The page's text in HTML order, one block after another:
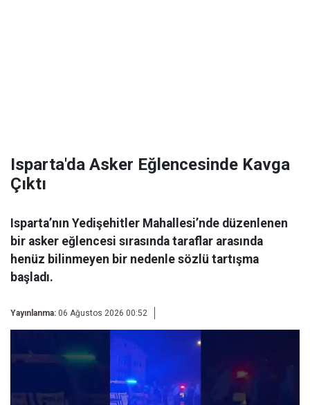
Isparta'da Asker Eğlencesinde Kavga
Çıktı
Isparta’nın Yedişehitler Mahallesi’nde düzenlenen
bir asker eğlencesi sırasında taraflar arasında
henüz bilinmeyen bir nedenle sözlü tartışma
başladı.
Yayınlanma: 06 Ağustos 2026 00:52